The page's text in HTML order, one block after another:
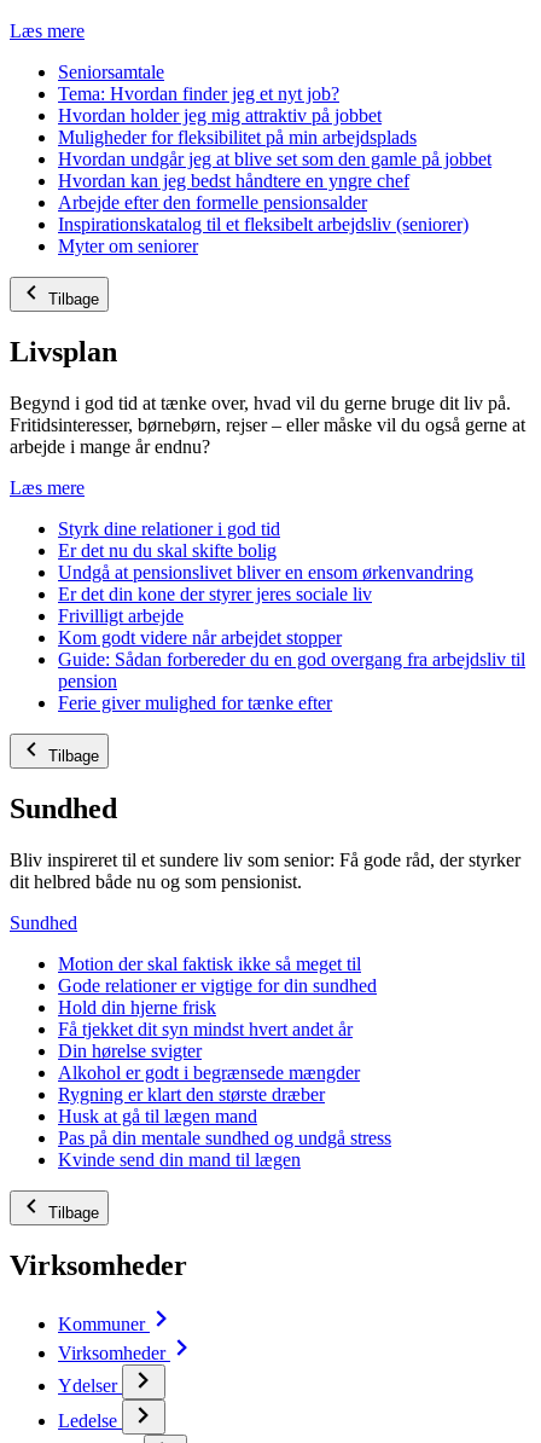
Læs mere
Seniorsamtale
Tema: Hvordan finder jeg et nyt job?
Hvordan holder jeg mig attraktiv på jobbet
Muligheder for fleksibilitet på min arbejdsplads
Hvordan undgår jeg at blive set som den gamle på jobbet
Hvordan kan jeg bedst håndtere en yngre chef
Arbejde efter den formelle pensionsalder
Inspirationskatalog til et fleksibelt arbejdsliv (seniorer)
Myter om seniorer
Tilbage
Livsplan
Begynd i god tid at tænke over, hvad vil du gerne bruge dit liv på.
Fritidsinteresser, børnebørn, rejser – eller måske vil du også gerne at
arbejde i mange år endnu?
Læs mere
Styrk dine relationer i god tid
Er det nu du skal skifte bolig
Undgå at pensionslivet bliver en ensom ørkenvandring
Er det din kone der styrer jeres sociale liv
Frivilligt arbejde
Kom godt videre når arbejdet stopper
Guide: Sådan forbereder du en god overgang fra arbejdsliv til
pension
Ferie giver mulighed for tænke efter
Tilbage
Sundhed
Bliv inspireret til et sundere liv som senior: Få gode råd, der styrker
dit helbred både nu og som pensionist.
Sundhed
Motion der skal faktisk ikke så meget til
Gode relationer er vigtige for din sundhed
Hold din hjerne frisk
Få tjekket dit syn mindst hvert andet år
Din hørelse svigter
Alkohol er godt i begrænsede mængder
Rygning er klart den største dræber
Husk at gå til lægen mand
Pas på din mentale sundhed og undgå stress
Kvinde send din mand til lægen
Tilbage
Virksomheder
Kommuner
Virksomheder
Ydelser
Ledelse